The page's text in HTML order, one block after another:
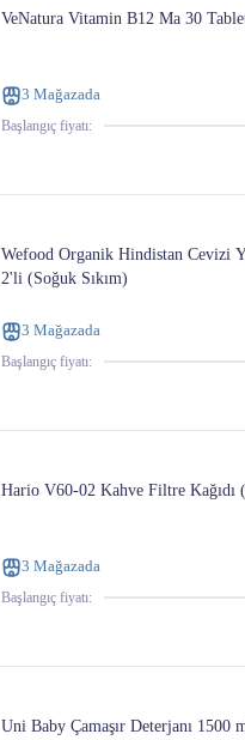
VeNatura Vitamin B12 Ma 30
3 Mağazada
Başlangıç ​​fiyatı:
Wefood Organik Hindistan Cevizi
2'li (Soğuk Sıkım)
3 Mağazada
Başlangıç ​​fiyatı:
Hario V60-02 Kahve Filtre Kağıdı
3 Mağazada
Başlangıç ​​fiyatı:
Uni Baby Çamaşır Deterjanı 1500